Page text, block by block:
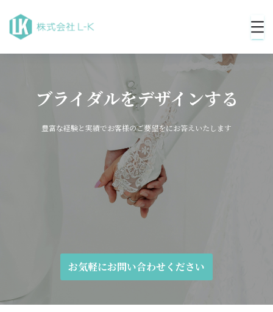
ブライダルをデザインする
豊富な経験と実績でお客様のご要望をにお答えいたします
お気軽にお問い合わせください